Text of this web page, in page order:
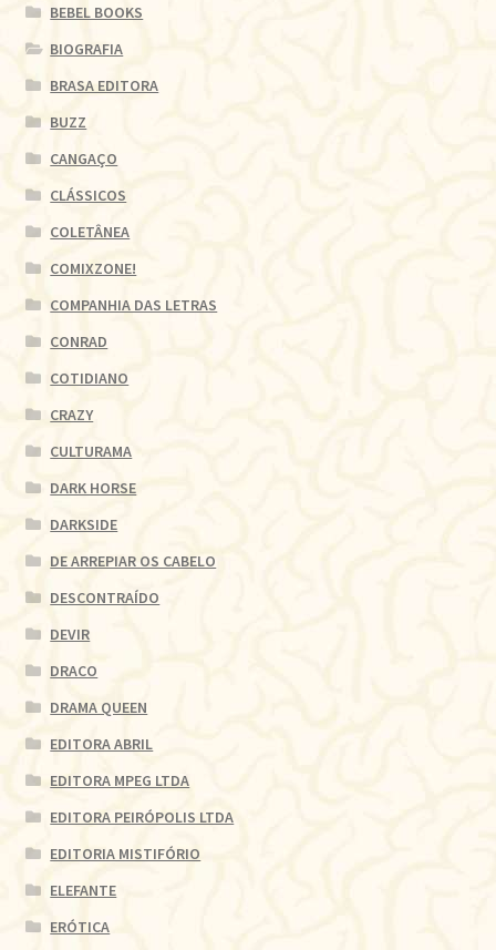
BEBEL BOOKS
BIOGRAFIA
BRASA EDITORA
BUZZ
CANGAÇO
CLÁSSICOS
COLETÂNEA
COMIXZONE!
COMPANHIA DAS LETRAS
CONRAD
COTIDIANO
CRAZY
CULTURAMA
DARK HORSE
DARKSIDE
DE ARREPIAR OS CABELO
DESCONTRAÍDO
DEVIR
DRACO
DRAMA QUEEN
EDITORA ABRIL
EDITORA MPEG LTDA
EDITORA PEIRÓPOLIS LTDA
EDITORIA MISTIFÓRIO
ELEFANTE
ERÓTICA